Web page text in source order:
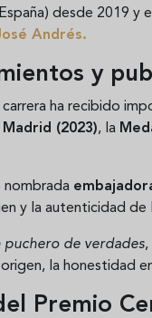
desde 2019 y
Andrés.
y
ha recibido
(2023), la
nombrada
y la autenticidad
puchero de verdades,
la honestidad
Premio